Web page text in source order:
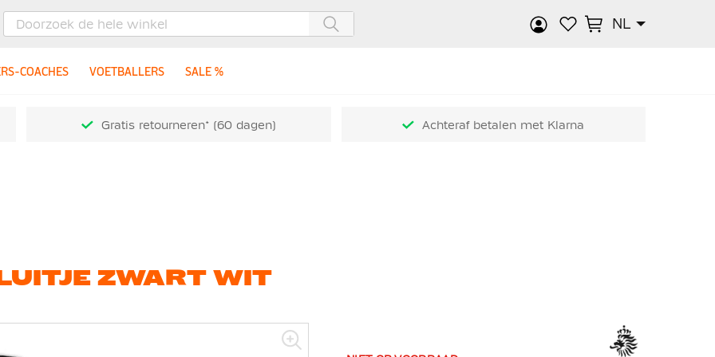
NL
COACHES VOETBALLERS SALE %
Gratis retourneren* (60 dagen) Achteraf betalen met Klarna
ZWART WIT